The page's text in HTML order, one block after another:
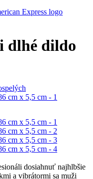
dlhé dildo
dosiahnuť najhlbšie
a vibrátormi sa muži